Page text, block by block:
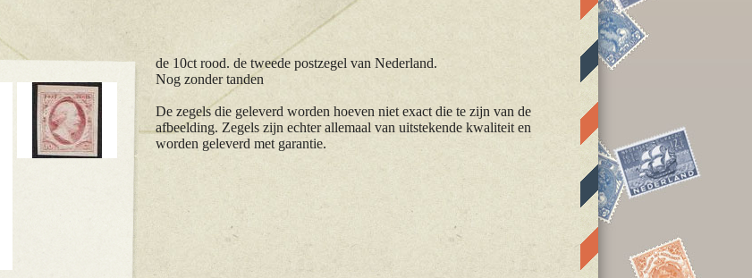
de 10ct rood. de tweede postzegel van Nederland.
Nog zonder tanden
De zegels die geleverd worden hoeven niet exact die te zijn van de
afbeelding. Zegels zijn echter allemaal van uitstekende kwaliteit en
worden geleverd met garantie.